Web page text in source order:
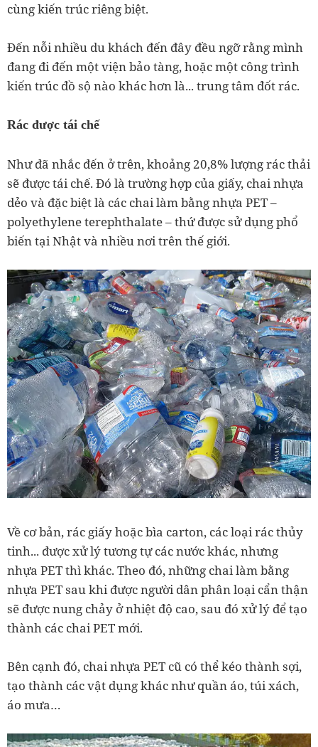
cùng kiến trúc riêng biệt.
Đến nỗi nhiều du khách đến đây đều ngỡ rằng mình
đang đi đến một viện bảo tàng, hoặc một công trình
kiến trúc đồ sộ nào khác hơn là... trung tâm đốt rác.
Rác được tái chế
Như đã nhắc đến ở trên, khoảng 20,8% lượng rác thải
sẽ được tái chế. Đó là trường hợp của giấy, chai nhựa
dẻo và đặc biệt là các chai làm bằng nhựa PET –
polyethylene terephthalate – thứ được sử dụng phổ
biến tại Nhật và nhiều nơi trên thế giới.
Về cơ bản, rác giấy hoặc bìa carton, các loại rác thủy
tinh... được xử lý tương tự các nước khác, nhưng
nhựa PET thì khác. Theo đó, những chai làm bằng
nhựa PET sau khi được người dân phân loại cẩn thận
sẽ được nung chảy ở nhiệt độ cao, sau đó xử lý để tạo
thành các chai PET mới.
Bên cạnh đó, chai nhựa PET cũ có thể kéo thành sợi,
tạo thành các vật dụng khác như quần áo, túi xách,
áo mưa…